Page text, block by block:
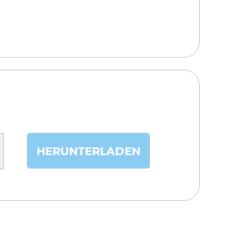
HERUNTERLADEN